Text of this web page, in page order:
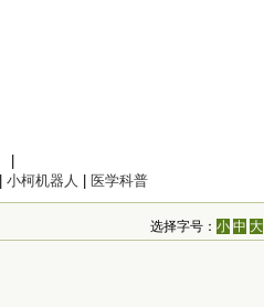
小柯机器人 医学科普
选择字号：小 中 大